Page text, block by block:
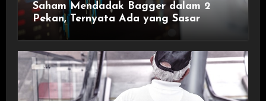
Saham Mendadak Bagger dalam 2
Pekan, Ternyata Ada yang Sasar